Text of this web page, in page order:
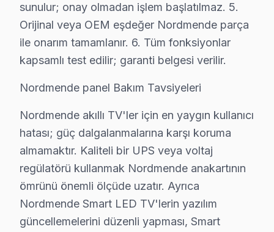
Beşiktaş'da Nordmende TV tamiri yaptıranlar için
Beşiktaş'de her onarımda ne sağlıyoruz?
• Beşiktaş'de kullanılan orijinal parçalar için 2 yıl
• Aynı sorunun tekrarı → Beşiktaş'de ücretsiz
• Resmi fatura + garanti belgesi (kağıt/dijital)
Beşiktaş'de garanti süreci nasıl işler?
Onarım bittikten sonra Beşiktaş servisimizde imzalı
Beşiktaş'da Nordmende servisi sonrası güvende olun.
Beşiktaş Nordmende Servis – 30 Dakikada
Nordmende TV'niz bozulduğunda saatler içinde
sunulur; onay olmadan işlem başlatılmaz. 5.
Orijinal veya OEM eşdeğer Nordmende parça
ile onarım tamamlanır. 6. Tüm fonksiyonlar
kapsamlı test edilir; garanti belgesi verilir.
Nordmende panel Bakım Tavsiyeleri
Nordmende akıllı TV'ler için en yaygın kullanıcı
hatası; güç dalgalanmalarına karşı koruma
almamaktır. Kaliteli bir UPS veya voltaj
regülatörü kullanmak Nordmende anakartının
ömrünü önemli ölçüde uzatır. Ayrıca
Nordmende Smart LED TV'lerin yazılım
güncellemelerini düzenli yapması, Smart